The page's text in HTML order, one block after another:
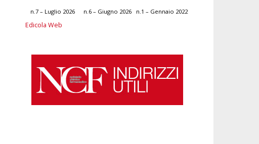
n.7 – Luglio 2026 n.6 – Giugno 2026 n.1 – Gennaio 2022
Edicola Web